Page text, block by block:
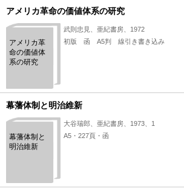
アメリカ革命の価値体系の研究
アメリカ革
命の価値体
系の研究
武則忠見、亜紀書房、1972
初版 函 A5判 線引き書き込み
幕藩体制と明治維新
幕藩体制と
明治維新
大谷瑞郎、亜紀書房、1973、1
A5・227頁・函